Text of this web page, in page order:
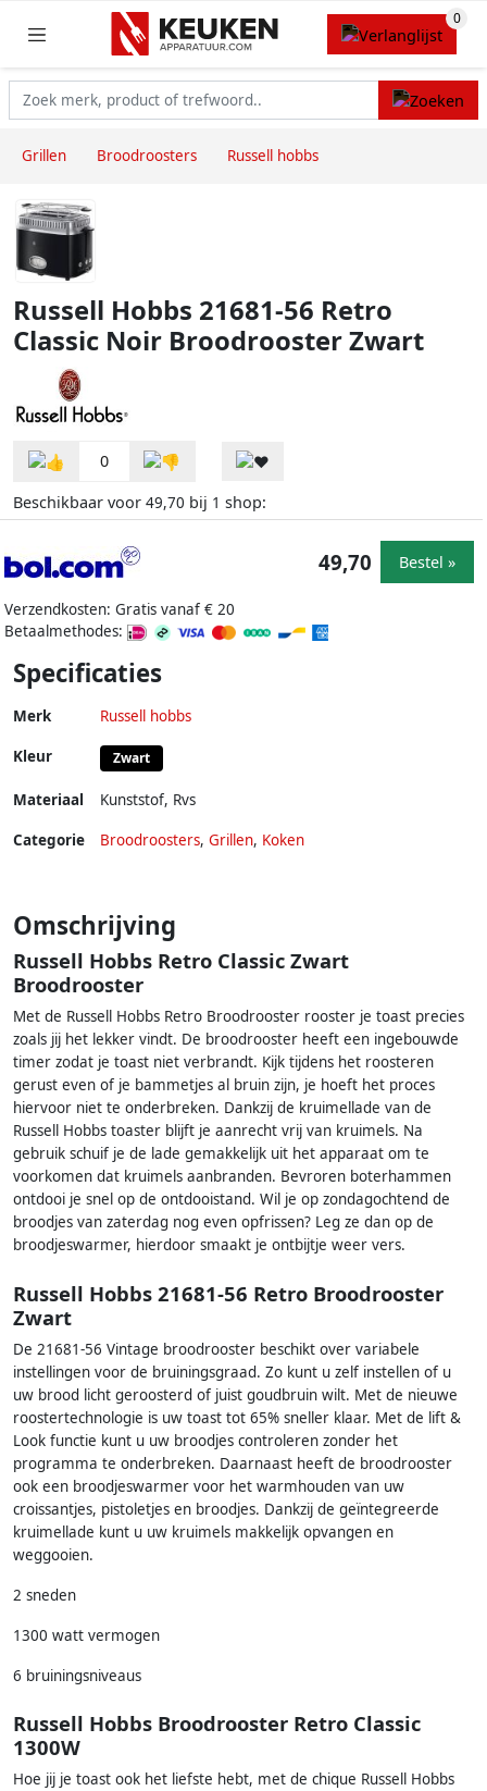
Grillen Broodroosters Russell hobbs
Russell Hobbs 21681-56 Retro
Classic Noir Broodrooster Zwart
0
Beschikbaar voor 49,70 bij 1 shop:
Verzendkosten: Gratis vanaf € 20
Betaalmethodes:
49,70 Bestel »
Specificaties
Merk Russell hobbs
Kleur Zwart
Materiaal Kunststof, Rvs
Categorie Broodroosters, Grillen, Koken
Omschrijving
Russell Hobbs Retro Classic Zwart
Broodrooster
Met de Russell Hobbs Retro Broodrooster rooster je toast precies
zoals jij het lekker vindt. De broodrooster heeft een ingebouwde
timer zodat je toast niet verbrandt. Kijk tijdens het roosteren
gerust even of je bammetjes al bruin zijn, je hoeft het proces
hiervoor niet te onderbreken. Dankzij de kruimellade van de
Russell Hobbs toaster blijft je aanrecht vrij van kruimels. Na
gebruik schuif je de lade gemakkelijk uit het apparaat om te
voorkomen dat kruimels aanbranden. Bevroren boterhammen
ontdooi je snel op de ontdooistand. Wil je op zondagochtend de
broodjes van zaterdag nog even opfrissen? Leg ze dan op de
broodjeswarmer, hierdoor smaakt je ontbijtje weer vers.
Russell Hobbs 21681-56 Retro Broodrooster
Zwart
De 21681-56 Vintage broodrooster beschikt over variabele
instellingen voor de bruiningsgraad. Zo kunt u zelf instellen of u
uw brood licht geroosterd of juist goudbruin wilt. Met de nieuwe
roostertechnologie is uw toast tot 65% sneller klaar. Met de lift &
Look functie kunt u uw broodjes controleren zonder het
programma te onderbreken. Daarnaast heeft de broodrooster
ook een broodjeswarmer voor het warmhouden van uw
croissantjes, pistoletjes en broodjes. Dankzij de geïntegreerde
kruimellade kunt u uw kruimels makkelijk opvangen en
weggooien.
2 sneden
1300 watt vermogen
6 bruiningsniveaus
Russell Hobbs Broodrooster Retro Classic
1300W
Hoe jij je toast ook het liefste hebt, met de chique Russell Hobbs